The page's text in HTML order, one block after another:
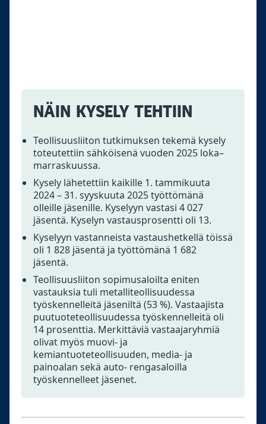
NÄIN KYSELY TEHTIIN
Teollisuusliiton tutkimuksen tekemä kysely
toteutettiin sähköisenä vuoden 2025 loka–
marraskuussa.
Kysely lähetettiin kaikille 1. tammikuuta
2024 – 31. syyskuuta 2025 työttömänä
olleille jäsenille. Kyselyyn vastasi 4 027
jäsentä. Kyselyn vastausprosentti oli 13.
Kyselyyn vastanneista vastaushetkellä töissä
oli 1 828 jäsentä ja työttömänä 1 682
jäsentä.
Teollisuusliiton sopimusaloilta eniten
vastauksia tuli metalliteollisuudessa
työskennelleitä jäseniltä (53 %). Vastaajista
puutuoteteollisuudessa työskennelleitä oli
14 prosenttia. Merkittäviä vastaajaryhmiä
olivat myös muovi- ja
kemiantuoteteollisuuden, media- ja
painoalan sekä auto- rengasaloilla
työskennelleet jäsenet.